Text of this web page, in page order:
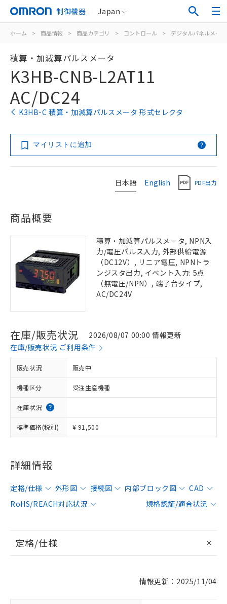
制御機器 Japan
ホーム > 商品情報 > 商品カテゴリ > コントロール > デジタルパネルメータ
積算・加減算パルスメータ
K3HB-CNB-L2AT11
AC/DC24
K3HB-C 積算・加減算パルスメータ 形式セレクタ
マイリストに追加
日本語 English PDF出力
商品概要
積算・加減算パルスメータ, NPN入
力/電圧パルス入力, 外部供給電源
（DC12V）, リニア電圧, NPNトラ
ンジスタ出力, イベント入力: 5点
（無電圧/NPN）, 端子台タイプ,
AC/DC24V
在庫/販売状況
2026/08/07 00:00 情報更新
在庫/販売状況 ご利用条件
販売状況 販売中
機種区分 受注生産機種
在庫状況
標準価格(税別) ¥ 91,500
詳細情報
定格/仕様 外形図 接続図 内部ブロック図
CAD
RoHS/REACH対応状況
規格認証/適合状況
定格/仕様
情報更新：2025/11/04